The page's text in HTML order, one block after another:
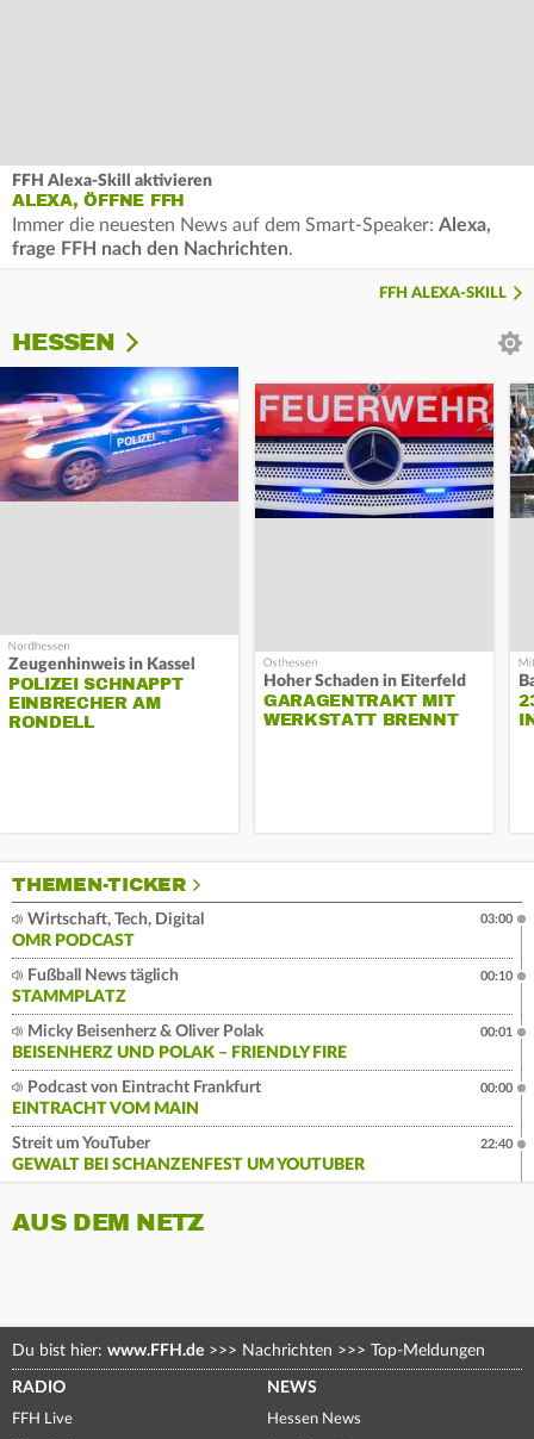
FFH Alexa-Skill aktivieren
ALEXA, ÖFFNE FFH
Immer die neuesten News auf dem Smart-Speaker: Alexa,
frage FFH nach den Nachrichten.
FFH ALEXA-SKILL
HESSEN
Zeugenhinweis in Kassel
POLIZEI SCHNAPPT
EINBRECHER AM
RONDELL
Hoher Schaden in Eiterfeld
GARAGENTRAKT MIT
WERKSTATT BRENNT
THEMEN-TICKER
Wirtschaft, Tech, Digital
OMR PODCAST
03:00
Fußball News täglich
STAMMPLATZ
00:10
Micky Beisenherz & Oliver Polak
BEISENHERZ UND POLAK – FRIENDLY FIRE
00:01
Podcast von Eintracht Frankfurt
EINTRACHT VOM MAIN
00:00
Streit um YouTuber
GEWALT BEI SCHANZENFEST UM YOUTUBER
22:40
AUS DEM NETZ
Du bist hier: www.FFH.de >>> Nachrichten >>> Top-Meldungen
RADIO
FFH Live
NEWS
Hessen News